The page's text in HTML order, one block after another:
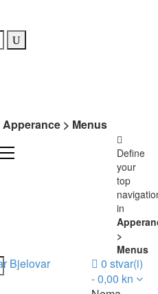
Apperance > Menus
Define
your
top
in
>
Menus
0 stvar(i)
-0,00 kn